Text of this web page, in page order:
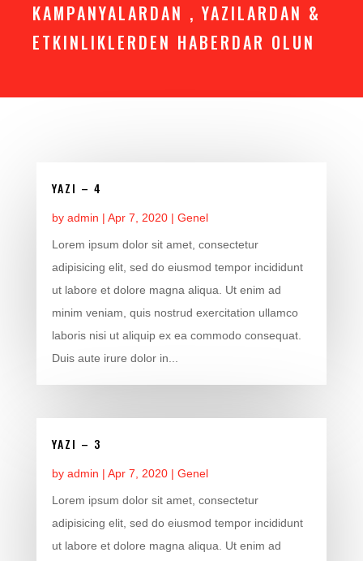
KAMPANYALARDAN , YAZILARDAN &
ETKINLIKLERDEN HABERDAR OLUN
YAZI – 4
by admin | Apr 7, 2020| Genel
Lorem ipsum dolor sit amet, consectetur
adipisicing elit, sed do eiusmod tempor incididunt
ut labore et dolore magna aliqua. Ut enim ad
minim veniam, quis nostrud exercitation ullamco
laboris nisi ut aliquip ex ea commodo consequat.
Duis aute irure dolor in...
YAZI – 3
by admin | Apr 7, 2020| Genel
Lorem ipsum dolor sit amet, consectetur
adipisicing elit, sed do eiusmod tempor incididunt
ut labore et dolore magna aliqua. Ut enim ad